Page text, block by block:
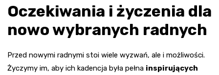
Oczekiwania i życzenia dla
nowo wybranych radnych
Przed nowymi radnymi stoi wiele wyzwań, ale i możliwości.
Życzymy im, aby ich kadencja była pełna inspirujących